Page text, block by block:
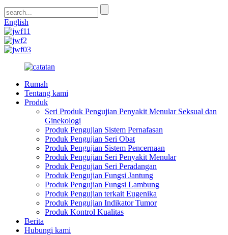
English
Rumah
Tentang kami
Produk
Seri Produk Pengujian Penyakit Menular Seksual dan
Ginekologi
Produk Pengujian Sistem Pernafasan
Produk Pengujian Seri Obat
Produk Pengujian Sistem Pencernaan
Produk Pengujian Seri Penyakit Menular
Produk Pengujian Seri Peradangan
Produk Pengujian Fungsi Jantung
Produk Pengujian Fungsi Lambung
Produk Pengujian terkait Eugenika
Produk Pengujian Indikator Tumor
Produk Kontrol Kualitas
Berita
Hubungi kami